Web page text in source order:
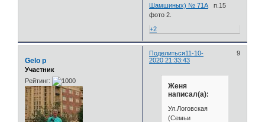
Шамшиных) № 71А п.15
фото 2.
+2
Поделиться 9
11-10-
2020 21:33:43
Gelo p
Участник
Рейтинг:
Женя
написал(а):
Ул.Логовская
(Семьи